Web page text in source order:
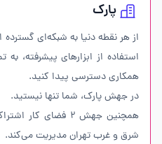
پارک
از هر نقطه دنیا به شبکه‌ای
استفاده از ابزارهای پیشرفته، به
همکاری دسترسی پیدا کنید.
در جهش پارک، شما تنها نیستید.
شرق و غرب تهران مدیریت می‌کند.